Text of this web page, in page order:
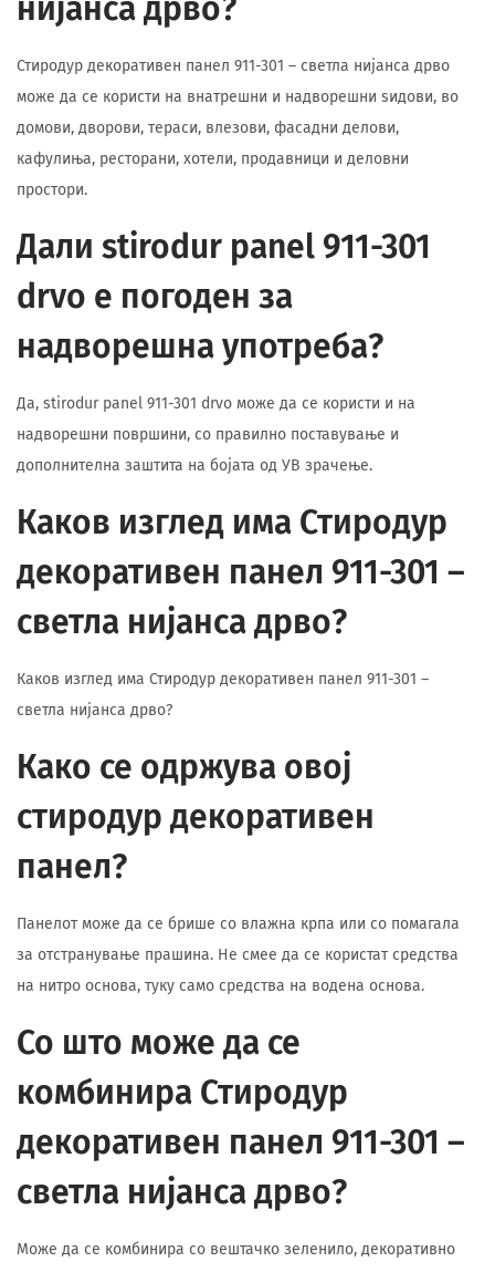
нијанса дрво?
Стиродур декоративен панел 911-301 – светла нијанса дрво
може да се користи на внатрешни и надворешни ѕидови, во
домови, дворови, тераси, влезови, фасадни делови,
кафулиња, ресторани, хотели, продавници и деловни
простори.
Дали stirodur panel 911-301
drvo е погоден за
надворешна употреба?
Да, stirodur panel 911-301 drvo може да се користи и на
надворешни површини, со правилно поставување и
дополнителна заштита на бојата од УВ зрачење.
Каков изглед има Стиродур
декоративен панел 911-301 –
светла нијанса дрво?
Каков изглед има Стиродур декоративен панел 911-301 –
светла нијанса дрво?
Како се одржува овој
стиродур декоративен
панел?
Панелот може да се брише со влажна крпа или со помагала
за отстранување прашина. Не смее да се користат средства
на нитро основа, туку само средства на водена основа.
Со што може да се
комбинира Стиродур
декоративен панел 911-301 –
светла нијанса дрво?
Може да се комбинира со вештачко зеленило, декоративно